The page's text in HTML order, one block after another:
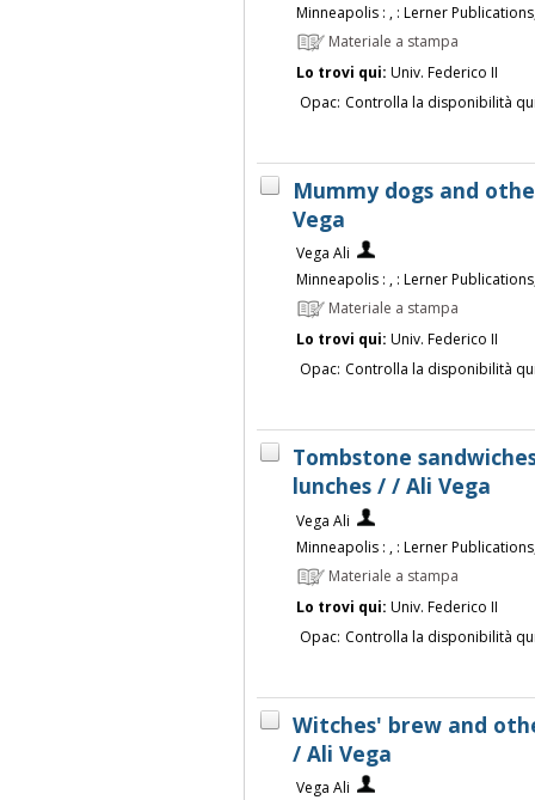
Minneapolis : , : Lerner
Materiale a stampa
Lo trovi qui: Univ. Federico II
Opac: Controlla la disponibilità
Mummy dogs and
Vega
Vega Ali
Minneapolis : , : Lerner
Materiale a stampa
Lo trovi qui: Univ. Federico II
Opac: Controlla la disponibilità
Tombstone
lunches / / Ali Vega
Vega Ali
Minneapolis : , : Lerner
Materiale a stampa
Lo trovi qui: Univ. Federico II
Opac: Controlla la disponibilità
Witches' brew and
/ Ali Vega
Vega Ali